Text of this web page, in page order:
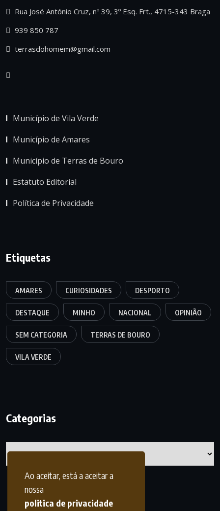
Ao aceitar, está a aceitar a
nossa
politica de privacidade
Rua José António Cruz, nº 39, 3º Esq. Frt., 4715-343 Braga
939 850 787
terrasdohomem@gmail.com
Município de Vila Verde
Município de Amares
Município de Terras de Bouro
Estatuto Editorial
Política de Privacidade
Etiquetas
AMARES CURIOSIDADES DESPORTO
DESTAQUE MINHO NACIONAL OPINIÃO
SEM CATEGORIA TERRAS DE BOURO
VILA VERDE
Categorias